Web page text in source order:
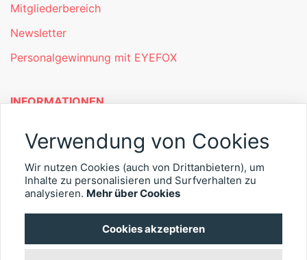
Mitgliederbereich
Newsletter
Personalgewinnung mit EYEFOX
INFORMATIONEN
Was ist EYEFOX – Ihre Möglichkeiten
Kontakt
Verwendung von Cookies
Wir nutzen Cookies (auch von Drittanbietern), um
Inhalte zu personalisieren und Surfverhalten zu
analysieren. Mehr über Cookies
Cookies akzeptieren